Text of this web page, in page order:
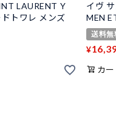
LAURENT Y
トワレ メンズ
イヴ
MEN
送料無
¥
カ